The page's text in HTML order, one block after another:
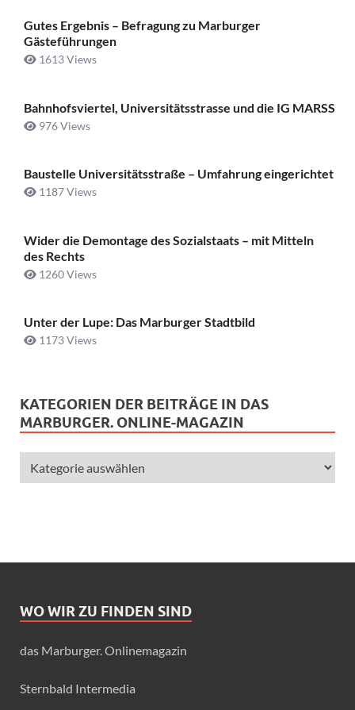
Gutes Ergebnis – Befragung zu Marburger
Gästeführungen
1613 Views
Bahnhofsviertel, Universitätsstrasse und die IG MARSS
976 Views
Baustelle Universitätsstraße ­– Umfahrung eingerichtet
1187 Views
Wider die Demontage des Sozialstaats – mit Mitteln
des Rechts
1260 Views
Unter der Lupe: Das Marburger Stadtbild
1173 Views
KATEGORIEN DER BEITRÄGE IN DAS
MARBURGER. ONLINE-MAGAZIN
WO WIR ZU FINDEN SIND
das Marburger. Onlinemagazin
Sternbald Intermedia